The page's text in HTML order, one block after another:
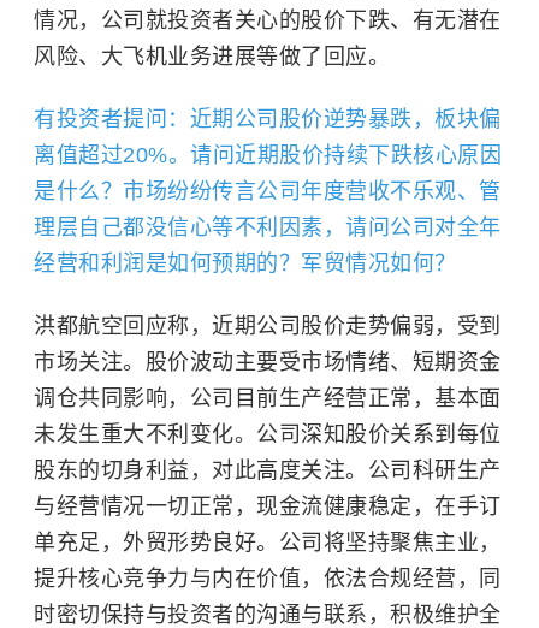
情况，公司就投资者关心的股价下跌、有无潜在
风险、大飞机业务进展等做了回应。
有投资者提问：近期公司股价逆势暴跌，板块偏
离值超过20%。请问近期股价持续下跌核心原因
是什么？市场纷纷传言公司年度营收不乐观、管
理层自己都没信心等不利因素，请问公司对全年
经营和利润是如何预期的？军贸情况如何？
洪都航空回应称，近期公司股价走势偏弱，受到
市场关注。股价波动主要受市场情绪、短期资金
调仓共同影响，公司目前生产经营正常，基本面
未发生重大不利变化。公司深知股价关系到每位
股东的切身利益，对此高度关注。公司科研生产
与经营情况一切正常，现金流健康稳定，在手订
单充足，外贸形势良好。公司将坚持聚焦主业，
提升核心竞争力与内在价值，依法合规经营，同
时密切保持与投资者的沟通与联系，积极维护全